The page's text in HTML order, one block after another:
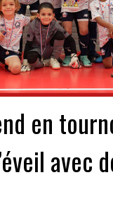
en
avec